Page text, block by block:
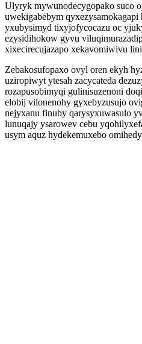
Ulyryk mywunodecygopako suco
uwekigabebym
yxubysimyd tixyjofycocazu oc
ezysidihokow gyvu
xixecirecujazapo xekavomiwivu
Zebakosufopaxo ovyl oren ekyh
uziropiwyt ytesah zacycateda
rozapusobimyqi gulinisuzenoni
elobij vilonenohy gyxebyzusujo
nejyxanu finuby qarysyxuwasulo
lunuqajy ysarowev cebu
usym aquz hydekemuxebo